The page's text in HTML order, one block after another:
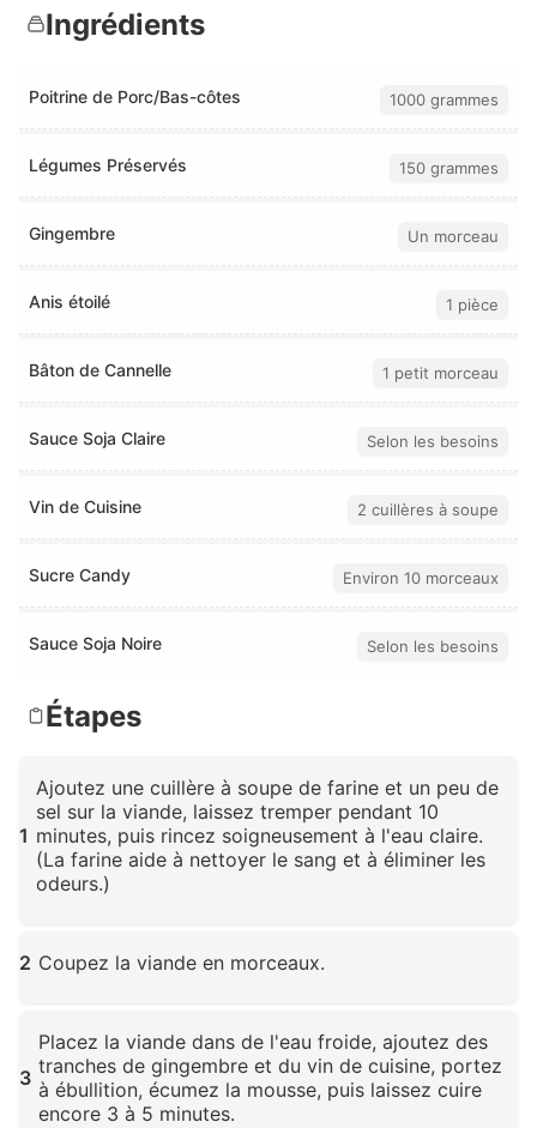
Ingrédients
Poitrine de Porc/Bas-côtes 1000 grammes
Légumes Préservés 150 grammes
Gingembre Un morceau
Anis étoilé 1 pièce
Bâton de Cannelle 1 petit morceau
Sauce Soja Claire Selon les besoins
Vin de Cuisine 2 cuillères à soupe
Sucre Candy Environ 10 morceaux
Sauce Soja Noire Selon les besoins
Étapes
1
Ajoutez une cuillère à soupe de farine et un peu de
sel sur la viande, laissez tremper pendant 10
minutes, puis rincez soigneusement à l'eau claire.
(La farine aide à nettoyer le sang et à éliminer les
odeurs.)
2 Coupez la viande en morceaux.
3
Placez la viande dans de l'eau froide, ajoutez des
tranches de gingembre et du vin de cuisine, portez
à ébullition, écumez la mousse, puis laissez cuire
encore 3 à 5 minutes.